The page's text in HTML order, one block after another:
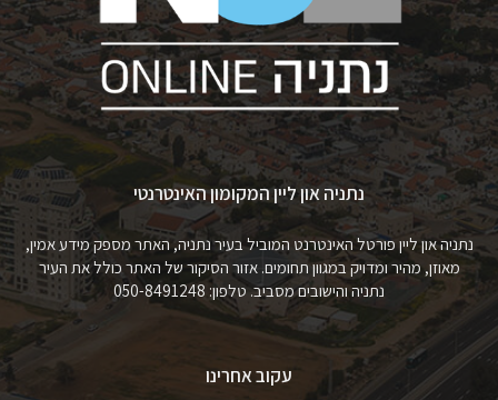
נתניה און ליין המקומון האינטרנטי
נתניה און ליין פורטל האינטרנט המוביל בעיר נתניה, האתר מספק מידע אמין,
מאוזן, מהיר ומדויק במגוון תחומים. אזור הסיקור של האתר כולל את העיר
נתניה והישובים מסביב. טלפון: 050-8491248
עקוב אחרינו